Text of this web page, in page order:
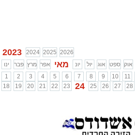
2023 2024 2025 2026
ינו
פבר מרץ אפר מאי יונ יול אוג ספט אוק
1
2 3 4 5 6 7 8 9 10 11
18
19 20 21 22 23 24 25 26 27 28